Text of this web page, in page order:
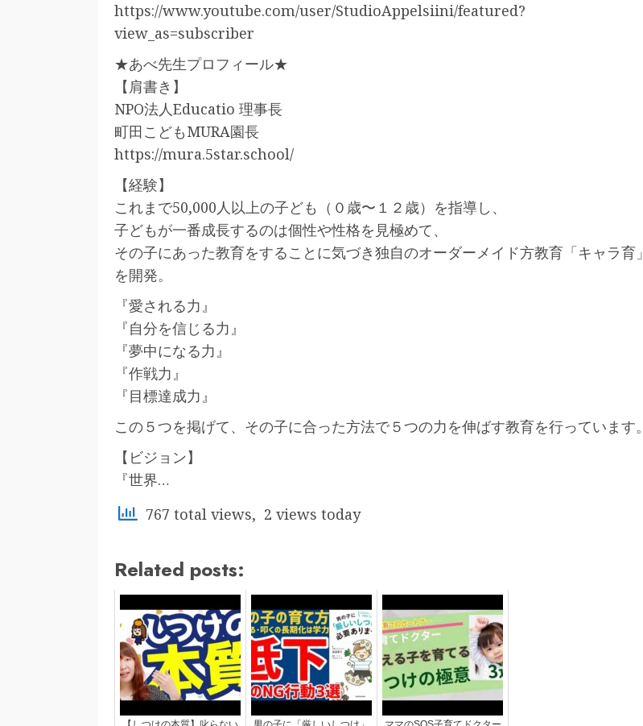
https://www.youtube.com/user/StudioAppelsiini/featured?
view_as=subscriber
★あべ先生プロフィール★
【肩書き】
NPO法人Educatio 理事長
町田こどもMURA園長
https://mura.5star.school/
【経験】
これまで50,000人以上の子ども（０歳〜１２歳）を指導し、
子どもが一番成長するのは個性や性格を見極めて、
その子にあった教育をすることに気づき独自のオーダーメイド方教育「キャラ育」
を開発。
『愛される力』
『自分を信じる力』
『夢中になる力』
『作戦力』
『目標達成力』
この５つを掲げて、その子に合った方法で５つの力を伸ばす教育を行っています。
【ビジョン】
『世界…
767 total views, 2 views today
Related posts: